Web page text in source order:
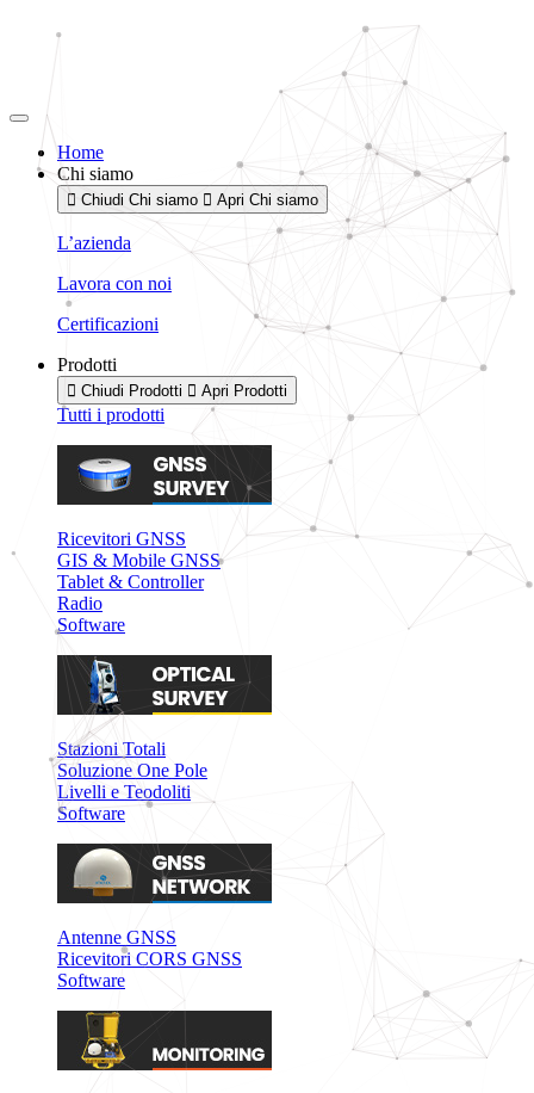
Home
Chi siamo
Chiudi Chi siamo Apri Chi siamo
L’azienda
Lavora con noi
Certificazioni
Prodotti
Chiudi Prodotti Apri Prodotti
Tutti i prodotti
Ricevitori GNSS
GIS & Mobile GNSS
Tablet & Controller
Radio
Software
Stazioni Totali
Soluzione One Pole
Livelli e Teodoliti
Software
Antenne GNSS
Ricevitori CORS GNSS
Software